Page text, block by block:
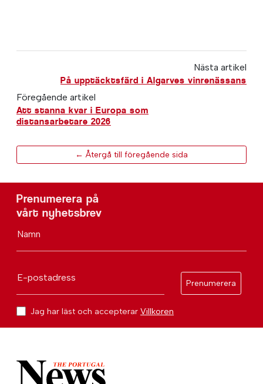
Nästa artikel
På upptäcktsfärd i Algarves vinrenässans
Föregående artikel
Att stanna kvar i Europa som
distansarbetare 2026
← Återgå till föregående sida
Prenumerera på
vårt nyhetsbrev
Namn
E-postadress
Prenumerera
Jag har läst och accepterar Villkoren